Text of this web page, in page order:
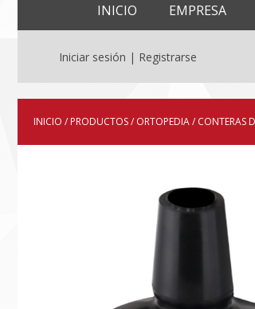
INICIO EMPRESA
Iniciar sesión | Registrarse
INICIO / PRODUCTOS/ ORTOPEDIA/ CONTERAS